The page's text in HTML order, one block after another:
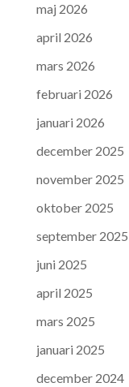
maj 2026
april 2026
mars 2026
februari 2026
januari 2026
december 2025
november 2025
oktober 2025
september 2025
juni 2025
april 2025
mars 2025
januari 2025
december 2024